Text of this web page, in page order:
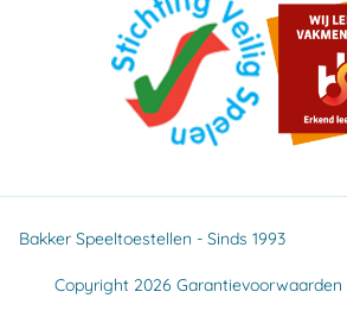
Bakker Speeltoestellen - Sinds 1993
Copyright 2026 Garantievoorwaarden